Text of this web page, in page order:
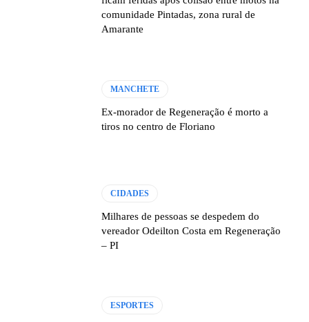
comunidade Pintadas, zona rural de
Amarante
MANCHETE
Ex-morador de Regeneração é morto a
tiros no centro de Floriano
CIDADES
Milhares de pessoas se despedem do
vereador Odeilton Costa em Regeneração
– PI
ESPORTES